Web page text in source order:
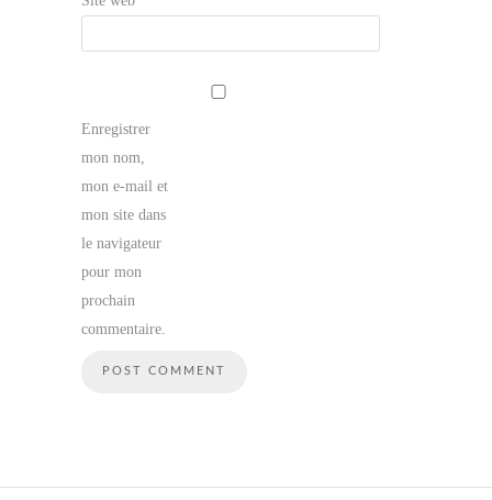
Enregistrer
mon nom,
mon e-mail et
mon site dans
le navigateur
pour mon
prochain
commentaire.